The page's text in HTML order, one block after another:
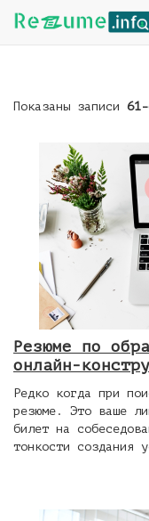
Показаны записи
Резюме по
онлайн-
Редко когда при
резюме. Это ваше
билет на
тонкости создания